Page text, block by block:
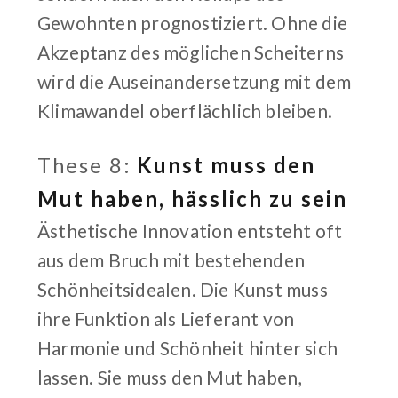
Gewohnten prognostiziert. Ohne die
Akzeptanz des möglichen Scheiterns
wird die Auseinandersetzung mit dem
Klimawandel oberflächlich bleiben.
These 8: Kunst muss den
Mut haben, hässlich zu sein
Ästhetische Innovation entsteht oft
aus dem Bruch mit bestehenden
Schönheitsidealen. Die Kunst muss
ihre Funktion als Lieferant von
Harmonie und Schönheit hinter sich
lassen. Sie muss den Mut haben,